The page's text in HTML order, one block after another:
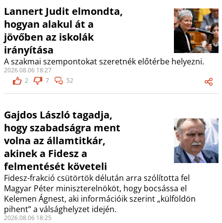
Lannert Judit elmondta,
hogyan alakul át a
jövőben az iskolák
irányítása
A szakmai szempontokat szeretnék előtérbe helyezni.
2026.08.06 18:27
2
7 52
Gajdos László tagadja,
hogy szabadságra ment
volna az államtitkár,
akinek a Fidesz a
felmentését követeli
Fidesz-frakció csütörtök délután arra szólította fel
Magyar Péter miniszterelnököt, hogy bocsássa el
Kelemen Ágnest, aki információik szerint „külföldön
pihent” a válsághelyzet idején.
2026.08.06 18:25